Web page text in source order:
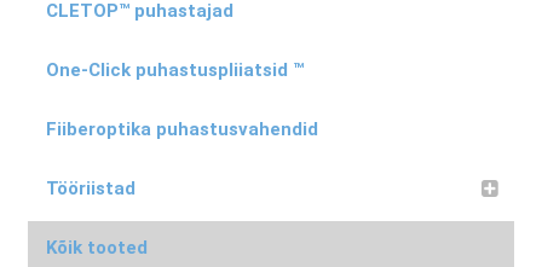
CLETOP™ puhastajad
One-Click puhastuspliiatsid ™
Fiiberoptika puhastusvahendid
Tööriistad
Kõik tooted